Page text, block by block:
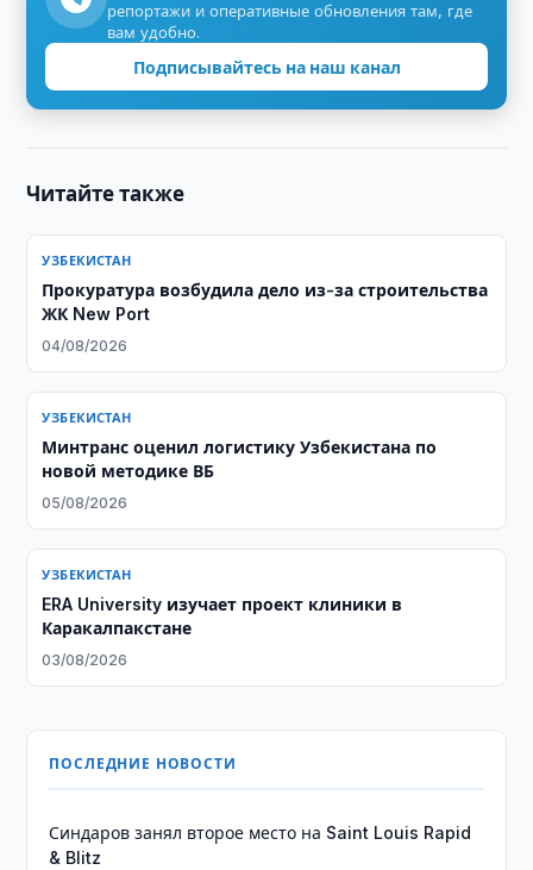
репортажи и оперативные обновления там, где
вам удобно.
Подписывайтесь на наш канал
Читайте также
УЗБЕКИСТАН
Прокуратура возбудила дело из-за строительства
ЖК New Port
04/08/2026
УЗБЕКИСТАН
Минтранс оценил логистику Узбекистана по
новой методике ВБ
05/08/2026
УЗБЕКИСТАН
ERA University изучает проект клиники в
Каракалпакстане
03/08/2026
ПОСЛЕДНИЕ НОВОСТИ
Синдаров занял второе место на Saint Louis Rapid
& Blitz